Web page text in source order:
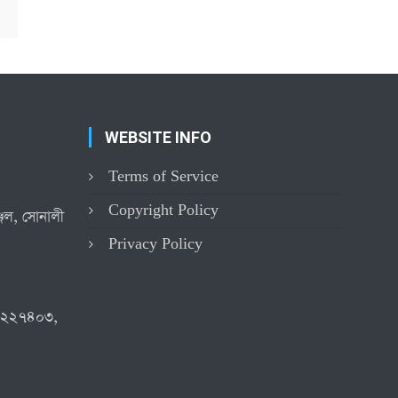
সোনালী
WEBSITE INFO
Terms of Service
Copyright Policy
Privacy Policy